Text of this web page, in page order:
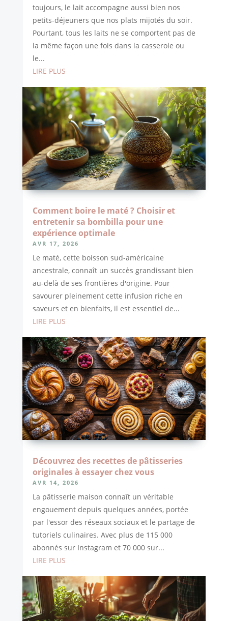
toujours, le lait accompagne aussi bien nos
petits-déjeuners que nos plats mijotés du soir.
Pourtant, tous les laits ne se comportent pas de
la même façon une fois dans la casserole ou
le...
LIRE PLUS
Comment boire le maté ? Choisir et
entretenir sa bombilla pour une
expérience optimale
AVR 17, 2026
Le maté, cette boisson sud-américaine
ancestrale, connaît un succès grandissant bien
au-delà de ses frontières d'origine. Pour
savourer pleinement cette infusion riche en
saveurs et en bienfaits, il est essentiel de...
LIRE PLUS
Découvrez des recettes de pâtisseries
originales à essayer chez vous
AVR 14, 2026
La pâtisserie maison connaît un véritable
engouement depuis quelques années, portée
par l'essor des réseaux sociaux et le partage de
tutoriels culinaires. Avec plus de 115 000
abonnés sur Instagram et 70 000 sur...
LIRE PLUS